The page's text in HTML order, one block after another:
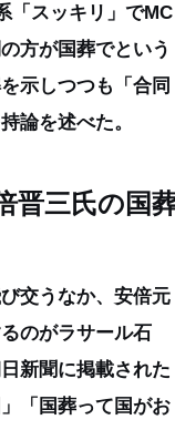
「スッキリ」でMC
方が国葬でという
示しつつも「合同
論を述べた。
晋三氏の国
交うなか、安倍元
のがラサール石
新聞に掲載された
「国葬って国がお